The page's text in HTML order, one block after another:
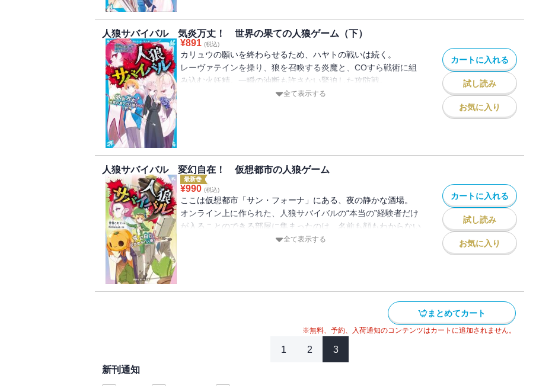
＜小学中級から すべての漢字にふりがなつき＞
人狼サバイバル 気炎万丈！ 世界の果ての人狼ゲーム（下）
¥891 (税込)
カリュウの願いを終わらせるため、ハヤトの戦いは続く。
レーヴァテインを操り、狼を召喚する炎魔と、COすら戦術に組
み込む火妖精。一瞬の油断も許さない緊迫した攻防戦。
それでも誰もが勝ちをあきらめず戦い続けている。
＜小学中級から すべての漢字にふりがなつき＞
全て表示する
カートに入れる
試し読み
お気に入り
人狼サバイバル 変幻自在！ 仮想都市の人狼ゲーム
最新巻
¥990 (税込)
ここは仮想都市「サン・フォーナ」にある、夜の静かな酒場。
オンライン上に作られた、人狼サバイバルの“本当の”経験者だけ
が入ることのできる部屋に集まったのは、名前も顔もわからない
匿名のアバターたち――。
サバイバルに巻き込まれることになるのだった。
全て表示する
カートに入れる
試し読み
お気に入り
まとめてカート
※無料、予約、入荷通知のコンテンツはカートに追加されません。
1 2 3
新刊通知